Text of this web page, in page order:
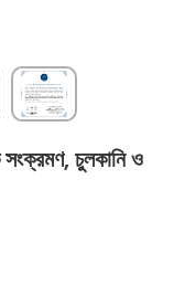
চুলকানি ও